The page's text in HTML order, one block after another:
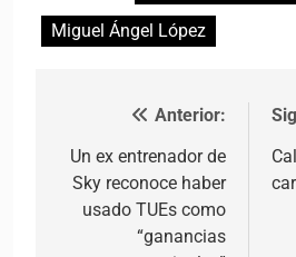
Miguel Ángel López
Navegación de
Anterior:
Un ex entrenador de
Sky reconoce haber
usado TUEs como
“ganancias